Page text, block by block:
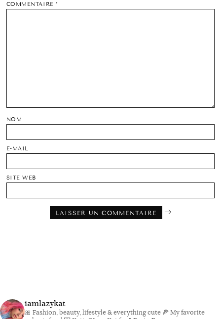
COMMENTAIRE*
NOM
E-MAIL
SITE WEB
iamlazykat
🎀 Fashion, beauty, lifestyle & everything cute 🍕 My favorite